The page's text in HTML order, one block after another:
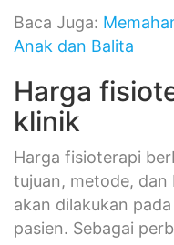
Baca Juga:
Anak dan Balita
Harga
klinik
Harga fisioterapi
tujuan, metode,
akan dilakukan
pasien. Sebagai